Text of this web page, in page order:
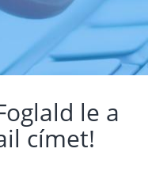
le a
címet!